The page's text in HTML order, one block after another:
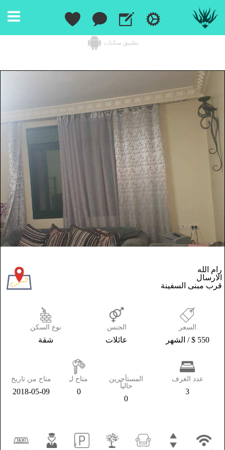
تطبيق سكنات
رام الله
الارسال
قرب مبنى السفينة
السعر
550 $ / الشهر
الجنس
عائلات
نوع السكن
شقة
عدد الغرف
3
المستأجرين
حالياً
0
متاح لـِ
0
متاح من تاريخ
2018-05-09